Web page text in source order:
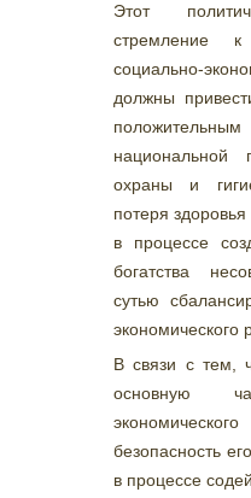
Этот
стремление к
социально-
должны
национальной
охраны и
потеря
в процессе
богатства
сутью
экономического
В связи с тем,
основную
безопасность
в процессе